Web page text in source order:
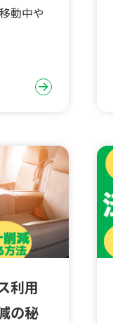
動中や
利用
の秘